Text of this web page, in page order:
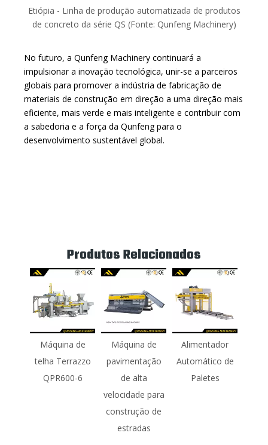
Etiópia - Linha de produção automatizada de produtos
de concreto da série QS (Fonte: Qunfeng Machinery)
No futuro, a Qunfeng Machinery continuará a
impulsionar a inovação tecnológica, unir-se a parceiros
globais para promover a indústria de fabricação de
materiais de construção em direção a uma direção mais
eficiente, mais verde e mais inteligente e contribuir com
a sabedoria e a força da Qunfeng para o
desenvolvimento sustentável global.
Produtos Relacionados
Máquina de
telha Terrazzo
QPR600-6
Máquina de
pavimentação
de alta
velocidade para
construção de
estradas
Alimentador
Automático de
Paletes